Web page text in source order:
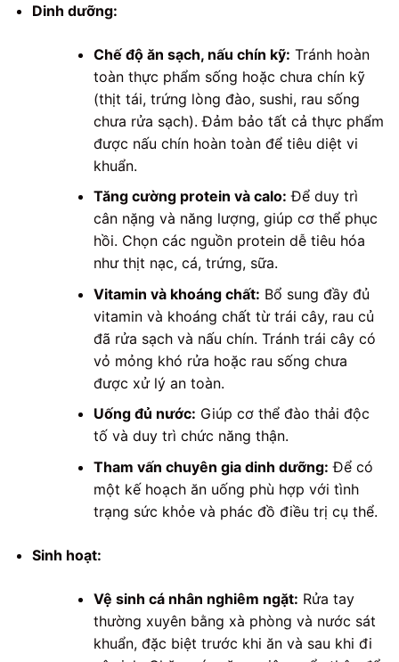
Dinh dưỡng:
Chế độ ăn sạch, nấu chín kỹ: Tránh hoàn
toàn thực phẩm sống hoặc chưa chín kỹ
(thịt tái, trứng lòng đào, sushi, rau sống
chưa rửa sạch). Đảm bảo tất cả thực phẩm
được nấu chín hoàn toàn để tiêu diệt vi
khuẩn.
Tăng cường protein và calo: Để duy trì
cân nặng và năng lượng, giúp cơ thể phục
hồi. Chọn các nguồn protein dễ tiêu hóa
như thịt nạc, cá, trứng, sữa.
Vitamin và khoáng chất: Bổ sung đầy đủ
vitamin và khoáng chất từ trái cây, rau củ
đã rửa sạch và nấu chín. Tránh trái cây có
vỏ mỏng khó rửa hoặc rau sống chưa
được xử lý an toàn.
Uống đủ nước: Giúp cơ thể đào thải độc
tố và duy trì chức năng thận.
Tham vấn chuyên gia dinh dưỡng: Để có
một kế hoạch ăn uống phù hợp với tình
trạng sức khỏe và phác đồ điều trị cụ thể.
Sinh hoạt:
Vệ sinh cá nhân nghiêm ngặt: Rửa tay
thường xuyên bằng xà phòng và nước sát
khuẩn, đặc biệt trước khi ăn và sau khi đi